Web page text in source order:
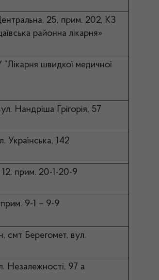
25, прим. 202, КЗ
районна лікарня»
“Лікарня швидкої медичної
Нандріша Грігорія, 57
Українська, 142
12, прим. 20-1-20-9
прим. 9-1 – 9-9
смт Берегомет, вул.
Незалежності, 97 а